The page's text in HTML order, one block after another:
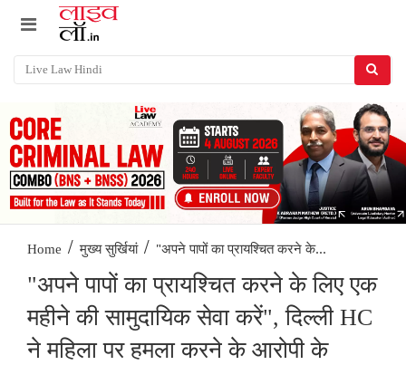
Home / मुख्य सुर्खियां / "अपने पापों का प्रायश्चित करने के...
"अपने पापों का प्रायश्चित करने के लिए एक
महीने की सामुदायिक सेवा करें", दिल्ली HC
ने महिला पर हमला करने के आरोपी के